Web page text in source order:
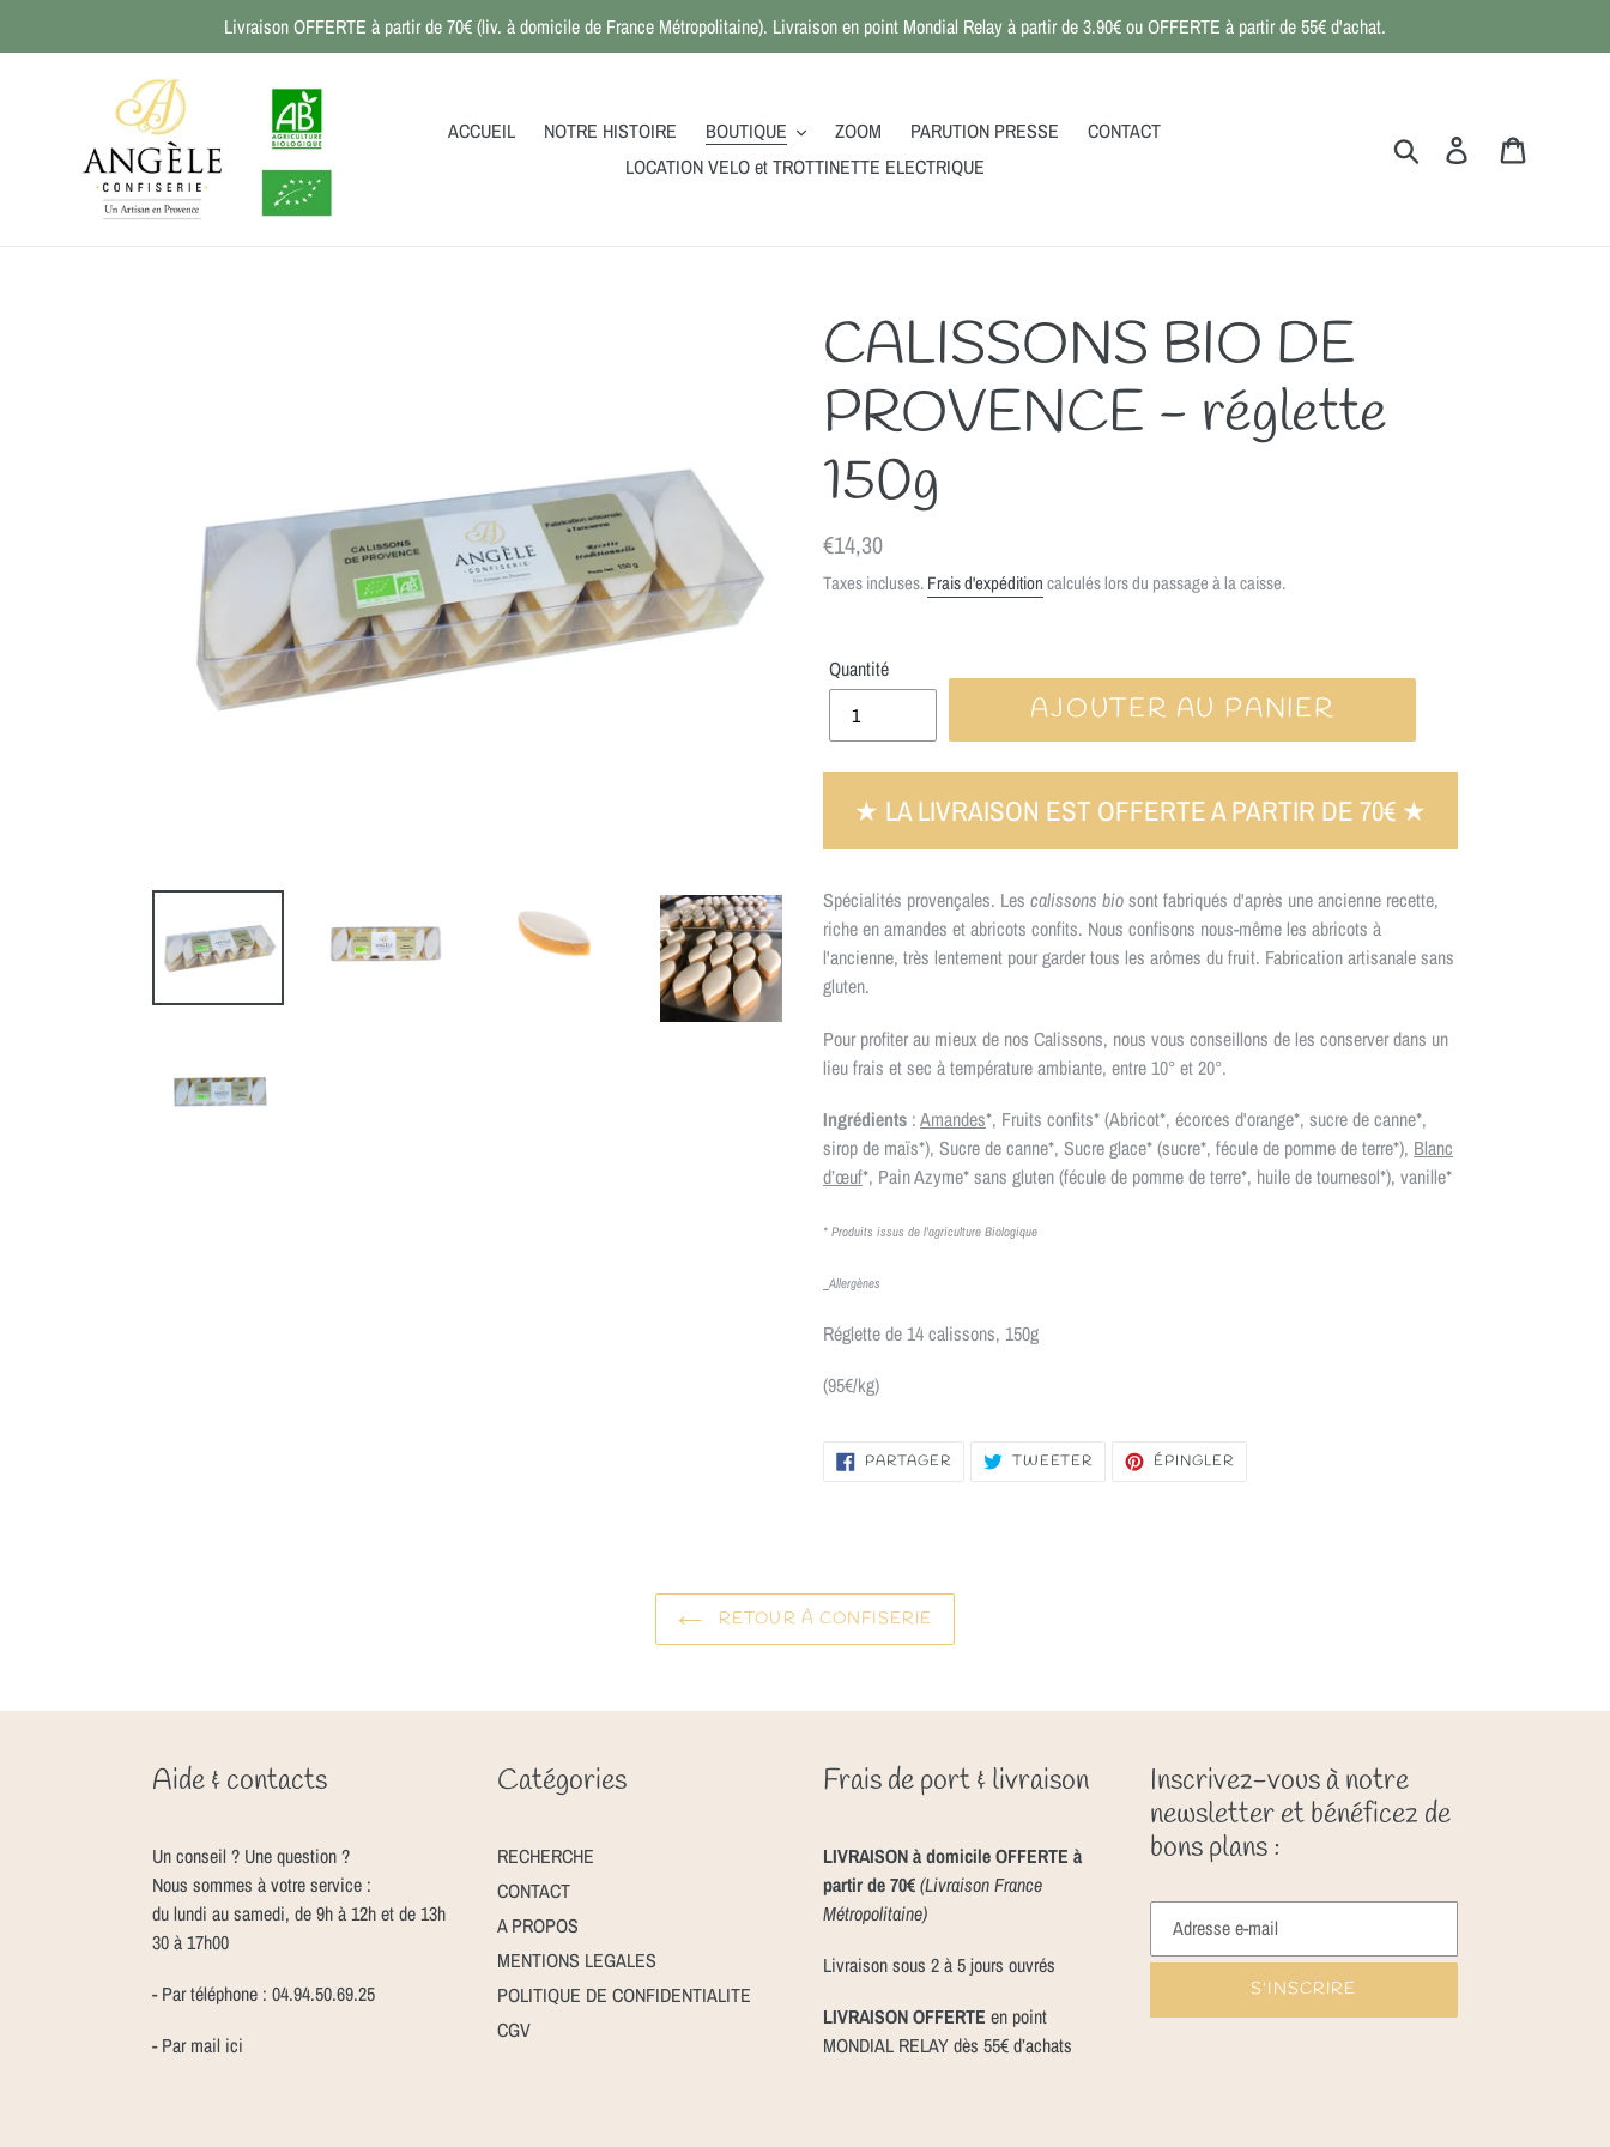
Livraison OFFERTE à partir de 70€ (liv. à domicile de France Métropolitaine). Livraison en point Mondial Relay à partir de 3.90€ ou OFFERTE à partir de 55€ d'achat.
ACCUEIL NOTRE HISTOIRE BOUTIQUE ZOOM PARUTION PRESSE
CONTACT
LOCATION VELO et TROTTINETTE ELECTRIQUE
RechercherSe connecter
CALISSONS BIO DE
PROVENCE - réglette
150g
Prix
normal
€14,30
Taxes incluses.Frais d'expéditioncalculés lors du passage à la caisse.
Quantité
AJOUTER AU PANIER
★ LA LIVRAISON EST OFFERTE A PARTIR DE 70€ ★
Spécialités provençales. Les calissons biosont fabriqués d'après une ancienne recette,
riche en amandes et abricots confits. Nous confisons nous-même les abricots à
l'ancienne, très lentement pour garder tous les arômes du fruit. Fabrication artisanale sans
gluten.
Pour profiter au mieux de nos Calissons, nous vous conseillons de les conserver dans un
lieu frais et sec à température ambiante, entre 10° et 20°.
Ingrédients :Amandes*, Fruits confits* (Abricot*, écorces d'orange*, sucre de canne*,
sirop de maïs*), Sucre de canne*, Sucre glace* (sucre*, fécule de pomme de terre*), Blanc
d’œuf*, Pain Azyme* sans gluten (fécule de pomme de terre*, huile de tournesol*), vanille*
* Produits issus de l'agriculture Biologique
Allergènes
Réglette de 14 calissons, 150g
(95€/kg)
PARTAGERPARTAGER
SUR
TWEETER TWEETERÉPINGLER
RETOUR À CONFISERIE
Aide & contacts
Un conseil ? Une question ?
Nous sommes à votre service :
du lundi au samedi, de 9h à 12h et de 13h
30 à 17h00
- Par téléphone : 04.94.50.69.25
- Par mail ici
Catégories
RECHERCHE
CONTACT
A PROPOS
MENTIONS LEGALES
POLITIQUE DE CONFIDENTIALITE
CGV
Frais de port & livraison
LIVRAISON à domicile OFFERTE à
partir de 70€(Livraison France
Métropolitaine)
Livraison sous 2 à 5 jours ouvrés
LIVRAISON OFFERTE en point
MONDIAL RELAY dès 55€ d’achats
Inscrivez-vous à notre
newsletter et bénéficez de
bons plans :
S'INSCRIRE